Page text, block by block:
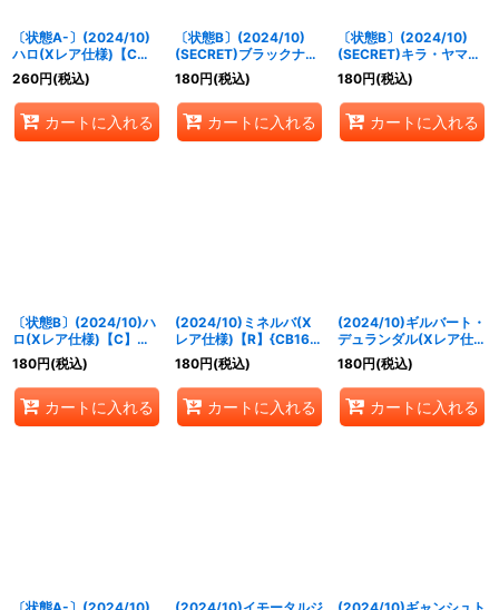
〔状態A-〕(2024/10)
ハロ(Xレア仕様)【C】
{SD52-013}《白》
260円(税込)
カートに入れる
〔状態B〕(2024/10)
(SECRET)ブラックナイ
トスコード カルラ【X-
SEC】{CBX01-X01}
《白》
180円(税込)
カートに入れる
〔状態B〕(2024/10)
(SECRET)キラ・ヤマト
[C.E.75]【M-SEC】
{CBX01-015}《白》
180円(税込)
カートに入れる
〔状態B〕(2024/10)ハ
ロ(Xレア仕様)【C】
{SD52-013}《白》
180円(税込)
カートに入れる
(2024/10)ミネルバ(X
レア仕様)【R】{CB16-
070}《白》
180円(税込)
カートに入れる
(2024/10)ギルバート・
デュランダル(Xレア仕
様)【M】{CB16-073}
《白》
180円(税込)
カートに入れる